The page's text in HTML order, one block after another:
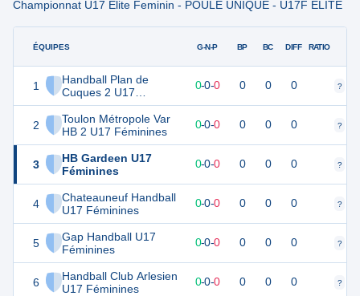
Championnat U17 Elite Feminin - POULE UNIQUE - U17F ELITE
ÉQUIPES
1
Handball Plan de
Cuques 2 U17
Féminines
2
Toulon Métropole Var
HB 2 U17 Féminines
3
HB Gardeen U17
Féminines
4
Chateauneuf Handball
U17 Féminines
5
Gap Handball U17
Féminines
6
Handball Club Arlesien
U17 Féminines
G-N-P BP BC DIFF RATIO
0 0-0-0 0 0 0 ?
0 0-0-0 0 0 0 ?
0 0-0-0 0 0 0 ?
0 0 0-0-0 0 0 0 ?
0 0-0-0 0 0 0 ?
0 0 0-0-0 0 0 0 ?